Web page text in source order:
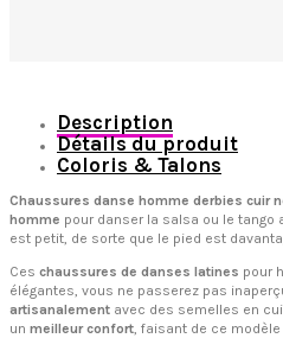
Description
Détails du produit
Coloris & Talons
Chaussures danse homme derbies cuir
homme pour danser la salsa ou le tango
est petit, de sorte que le pied est
Ces chaussures de danses latines pour
élégantes, vous ne passerez pas
artisanalement avec des semelles en
un meilleur confort, faisant de ce modèle